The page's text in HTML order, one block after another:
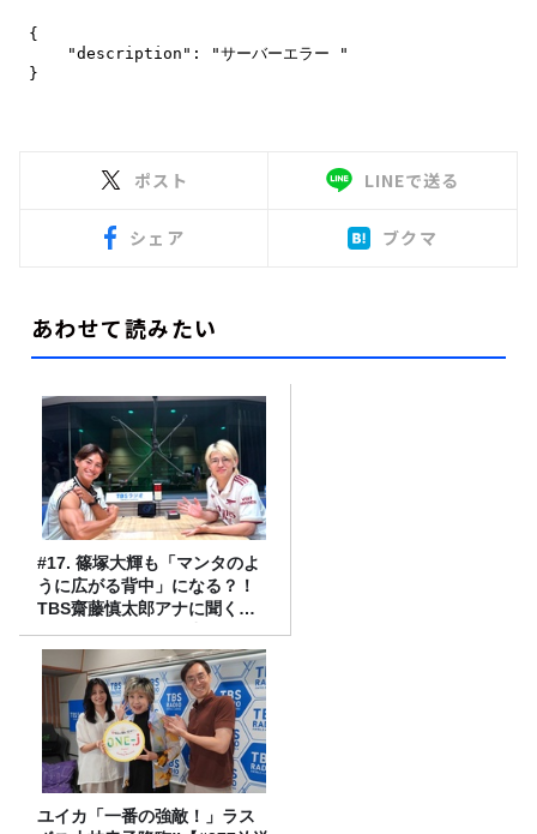
ポスト LINEで送る
シェア ブクマ
あわせて読みたい
#17. 篠塚大輝も「マンタのよ
うに広がる背中」になる？！
TBS齋藤慎太郎アナに聞くメ
ンズフィジークの魅力！！
ユイカ「一番の強敵！」ラス